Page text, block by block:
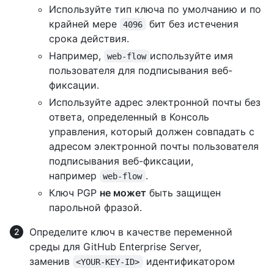
Используйте тип ключа по умолчанию и по
крайней мере
4096
бит без истечения
срока действия.
Например,
web-flow используйте имя
пользователя для подписывания веб-
фиксации.
Используйте адрес электронной почты без
ответа, определенный в Консоль
управления, который должен совпадать с
адресом электронной почты пользователя
подписывания веб-фиксации,
например
web-flow .
Ключ PGP не может быть защищен
парольной фразой.
Определите ключ в качестве переменной
среды для GitHub Enterprise Server,
заменив
<YOUR-KEY-ID>
идентификатором